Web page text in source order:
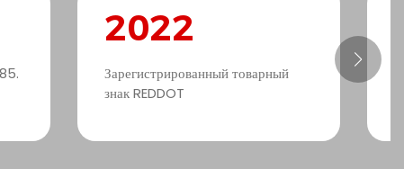
2022
Зарегистрированный товарный
знак REDDOT